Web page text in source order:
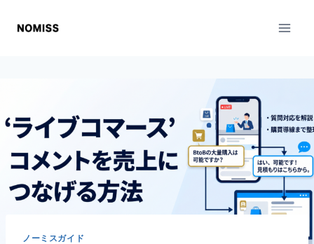
プ
ノーミスガイド